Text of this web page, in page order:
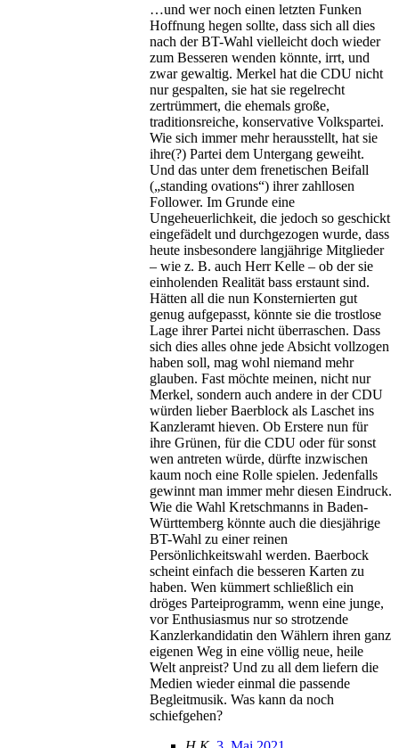
…und wer noch einen letzten Funken
Hoffnung hegen sollte, dass sich all dies
nach der BT-Wahl vielleicht doch wieder
zum Besseren wenden könnte, irrt, und
zwar gewaltig. Merkel hat die CDU nicht
nur gespalten, sie hat sie regelrecht
zertrümmert, die ehemals große,
traditionsreiche, konservative Volkspartei.
Wie sich immer mehr herausstellt, hat sie
ihre(?) Partei dem Untergang geweiht.
Und das unter dem frenetischen Beifall
(„standing ovations“) ihrer zahllosen
Follower. Im Grunde eine
Ungeheuerlichkeit, die jedoch so geschickt
eingefädelt und durchgezogen wurde, dass
heute insbesondere langjährige Mitglieder
– wie z. B. auch Herr Kelle – ob der sie
einholenden Realität bass erstaunt sind.
Hätten all die nun Konsternierten gut
genug aufgepasst, könnte sie die trostlose
Lage ihrer Partei nicht überraschen. Dass
sich dies alles ohne jede Absicht vollzogen
haben soll, mag wohl niemand mehr
glauben. Fast möchte meinen, nicht nur
Merkel, sondern auch andere in der CDU
würden lieber Baerblock als Laschet ins
Kanzleramt hieven. Ob Erstere nun für
ihre Grünen, für die CDU oder für sonst
wen antreten würde, dürfte inzwischen
kaum noch eine Rolle spielen. Jedenfalls
gewinnt man immer mehr diesen Eindruck.
Wie die Wahl Kretschmanns in Baden-
Württemberg könnte auch die diesjährige
BT-Wahl zu einer reinen
Persönlichkeitswahl werden. Baerbock
scheint einfach die besseren Karten zu
haben. Wen kümmert schließlich ein
dröges Parteiprogramm, wenn eine junge,
vor Enthusiasmus nur so strotzende
Kanzlerkandidatin den Wählern ihren ganz
eigenen Weg in eine völlig neue, heile
Welt anpreist? Und zu all dem liefern die
Medien wieder einmal die passende
Begleitmusik. Was kann da noch
schiefgehen?